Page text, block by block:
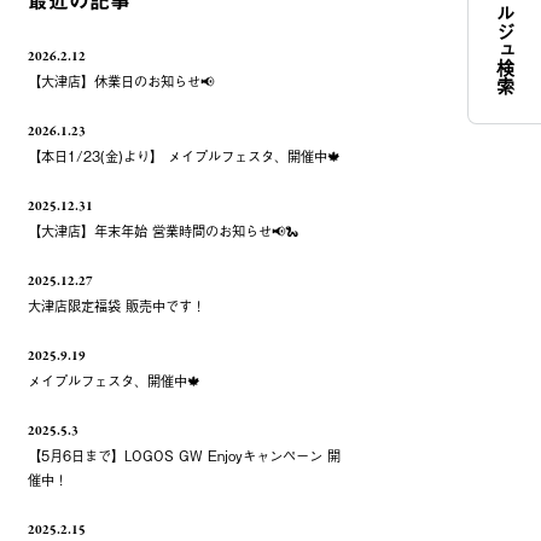
2026.2.12
【大津店】休業日のお知らせ📢
2026.1.23
【本日1/23(金)より】 メイプルフェスタ、開催中🍁
2025.12.31
【大津店】年末年始 営業時間のお知らせ📢🐍
2025.12.27
大津店限定福袋 販売中です！
2025.9.19
メイプルフェスタ、開催中🍁
2025.5.3
【5月6日まで】LOGOS GW Enjoyキャンペーン 開
催中！
2025.2.15